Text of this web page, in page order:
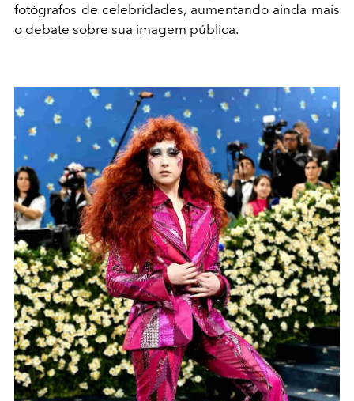
fotógrafos de celebridades, aumentando ainda mais
o debate sobre sua imagem pública.